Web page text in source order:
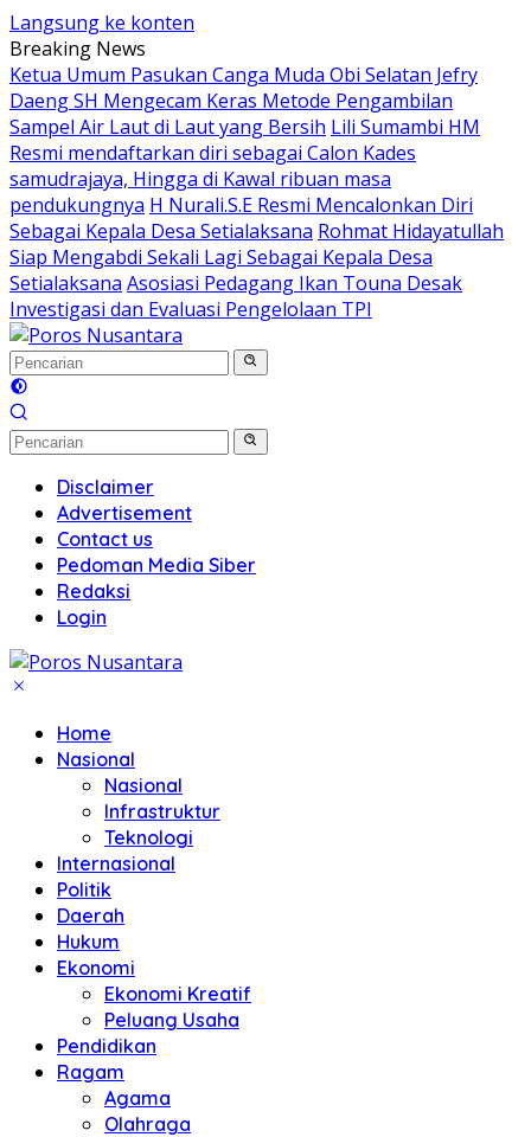
Langsung ke konten
Breaking News
Ketua Umum Pasukan Canga Muda Obi Selatan Jefry
Daeng SH Mengecam Keras Metode Pengambilan
Sampel Air Laut di Laut yang Bersih Lili Sumambi HM
Resmi mendaftarkan diri sebagai Calon Kades
samudrajaya, Hingga di Kawal ribuan masa
pendukungnya H Nurali.S.E Resmi Mencalonkan Diri
Sebagai Kepala Desa Setialaksana Rohmat Hidayatullah
Siap Mengabdi Sekali Lagi Sebagai Kepala Desa
Setialaksana Asosiasi Pedagang Ikan Touna Desak
Investigasi dan Evaluasi Pengelolaan TPI
Disclaimer
Advertisement
Contact us
Pedoman Media Siber
Redaksi
Login
Home
Nasional
Nasional
Infrastruktur
Teknologi
Internasional
Politik
Daerah
Hukum
Ekonomi
Ekonomi Kreatif
Peluang Usaha
Pendidikan
Ragam
Agama
Olahraga